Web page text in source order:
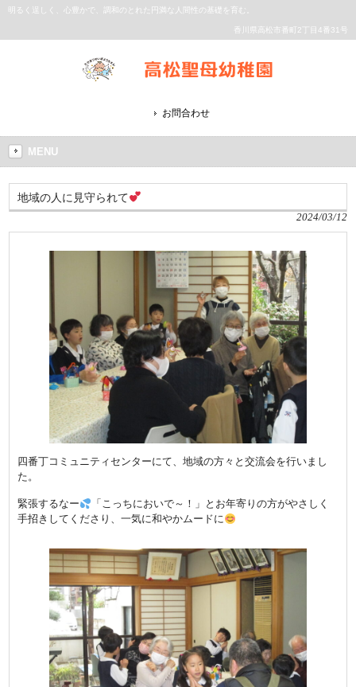
明るく逞しく、心豊かで、調和のとれた円満な人間性の基礎を育む。
香川県高松市番町2丁目4番31号
お問合わせ
MENU
地域の人に見守られて
2024/03/12
四番丁コミュニティセンターにて、地域の方々と交流会を行いまし
た。
緊張するなー
「こっちにおいで～！」とお年寄りの方がやさしく
手招きしてくださり、一気に和やかムードに